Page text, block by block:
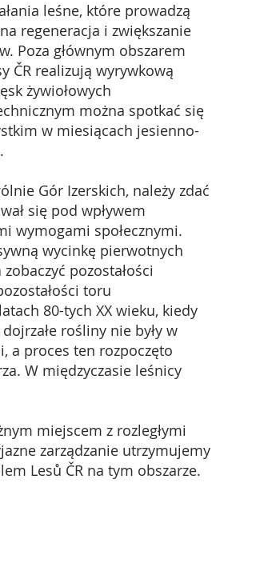
leśne, które prowadzą
regeneracja i zwiększanie
Poza głównym obszarem
ČR realizują wyrywkową
żywiołowych
można spotkać się
w miesiącach jesienno-
Gór Izerskich, należy zdać
się pod wpływem
wymogami społecznymi.
wycinkę pierwotnych
pozostałości
toru
80-tych XX wieku, kiedy
rośliny nie były w
a proces ten rozpoczęto
W międzyczasie leśnicy
miejscem z rozległymi
zarządzanie utrzymujemy
Lesů ČR na tym obszarze.